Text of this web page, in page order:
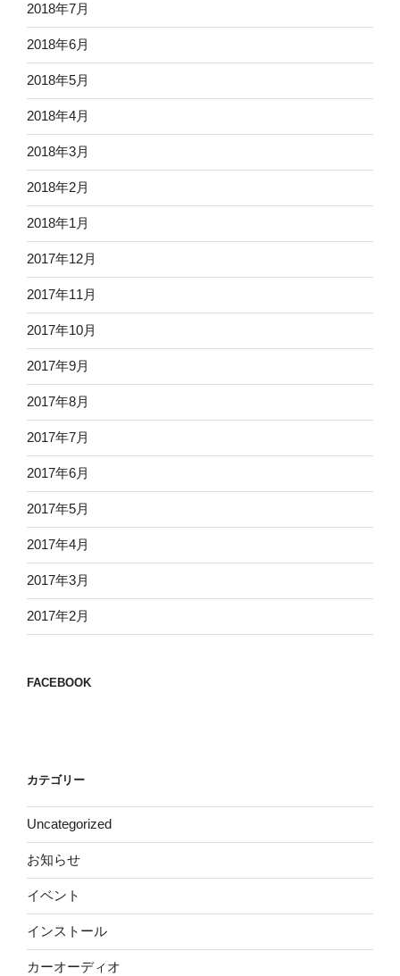
2018年7月
2018年6月
2018年5月
2018年4月
2018年3月
2018年2月
2018年1月
2017年12月
2017年11月
2017年10月
2017年9月
2017年8月
2017年7月
2017年6月
2017年5月
2017年4月
2017年3月
2017年2月
FACEBOOK
カテゴリー
Uncategorized
お知らせ
イベント
インストール
カーオーディオ